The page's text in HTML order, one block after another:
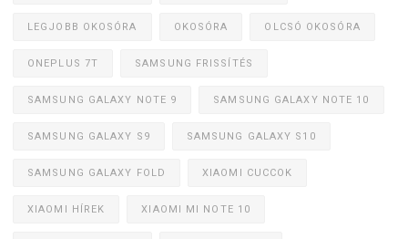
LEGJOBB OKOSÓRA OKOSÓRA OLCSÓ OKOSÓRA
ONEPLUS 7T SAMSUNG FRISSÍTÉS
SAMSUNG GALAXY NOTE 9 SAMSUNG GALAXY NOTE 10
SAMSUNG GALAXY S9 SAMSUNG GALAXY S10
SAMSUNG GALAXY FOLD XIAOMI CUCCOK
XIAOMI HÍREK XIAOMI MI NOTE 10